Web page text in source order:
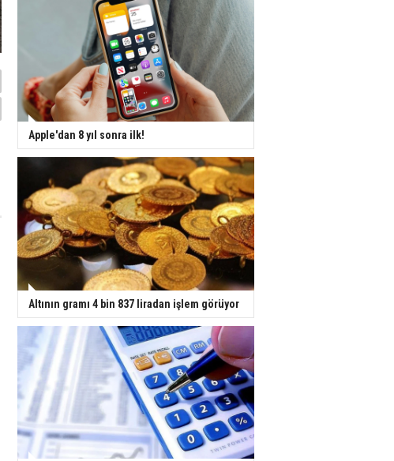
Apple'dan 8 yıl sonra ilk!
Altının gramı 4 bin 837 liradan işlem görüyor